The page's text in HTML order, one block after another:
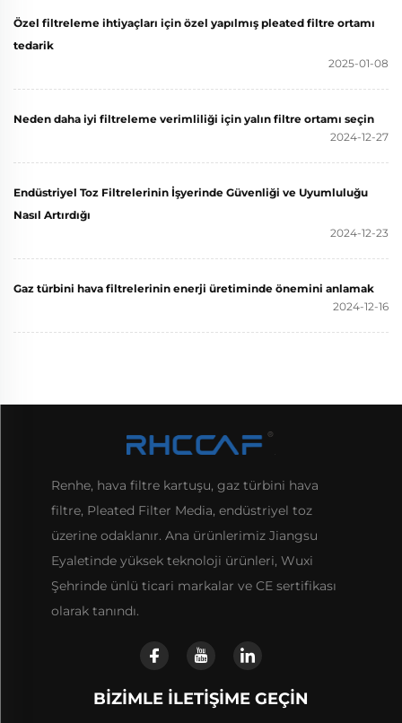
Özel filtreleme ihtiyaçları için özel yapılmış pleated filtre ortamı
tedarik
2025-01-08
Neden daha iyi filtreleme verimliliği için yalın filtre ortamı seçin
2024-12-27
Endüstriyel Toz Filtrelerinin İşyerinde Güvenliği ve Uyumluluğu
Nasıl Artırdığı
2024-12-23
Gaz türbini hava filtrelerinin enerji üretiminde önemini anlamak
2024-12-16
Renhe, hava filtre kartuşu, gaz türbini hava
filtre, Pleated Filter Media, endüstriyel toz
üzerine odaklanır. Ana ürünlerimiz Jiangsu
Eyaletinde yüksek teknoloji ürünleri, Wuxi
Şehrinde ünlü ticari markalar ve CE sertifikası
olarak tanındı.
BIZIMLE İLETIŞIME GEÇIN